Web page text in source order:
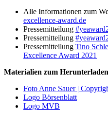
Alle Informationen zum
excellence-award.de
Pressemitteilung
Pressemitteilung
Pressemitteilung Tino
Excellence Award 2021
Materialien zum Herunterladen
Foto Anne Sauer |
Logo Börsenblatt
Logo MVB